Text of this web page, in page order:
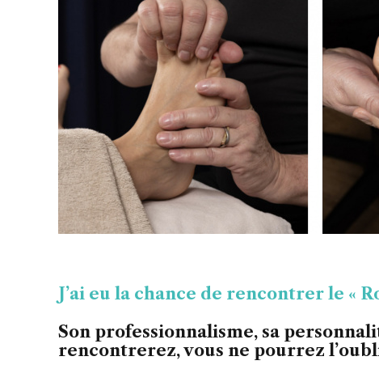
J’ai eu la chance de rencontrer le «
Son professionnalisme, sa
rencontrerez, vous ne pourrez